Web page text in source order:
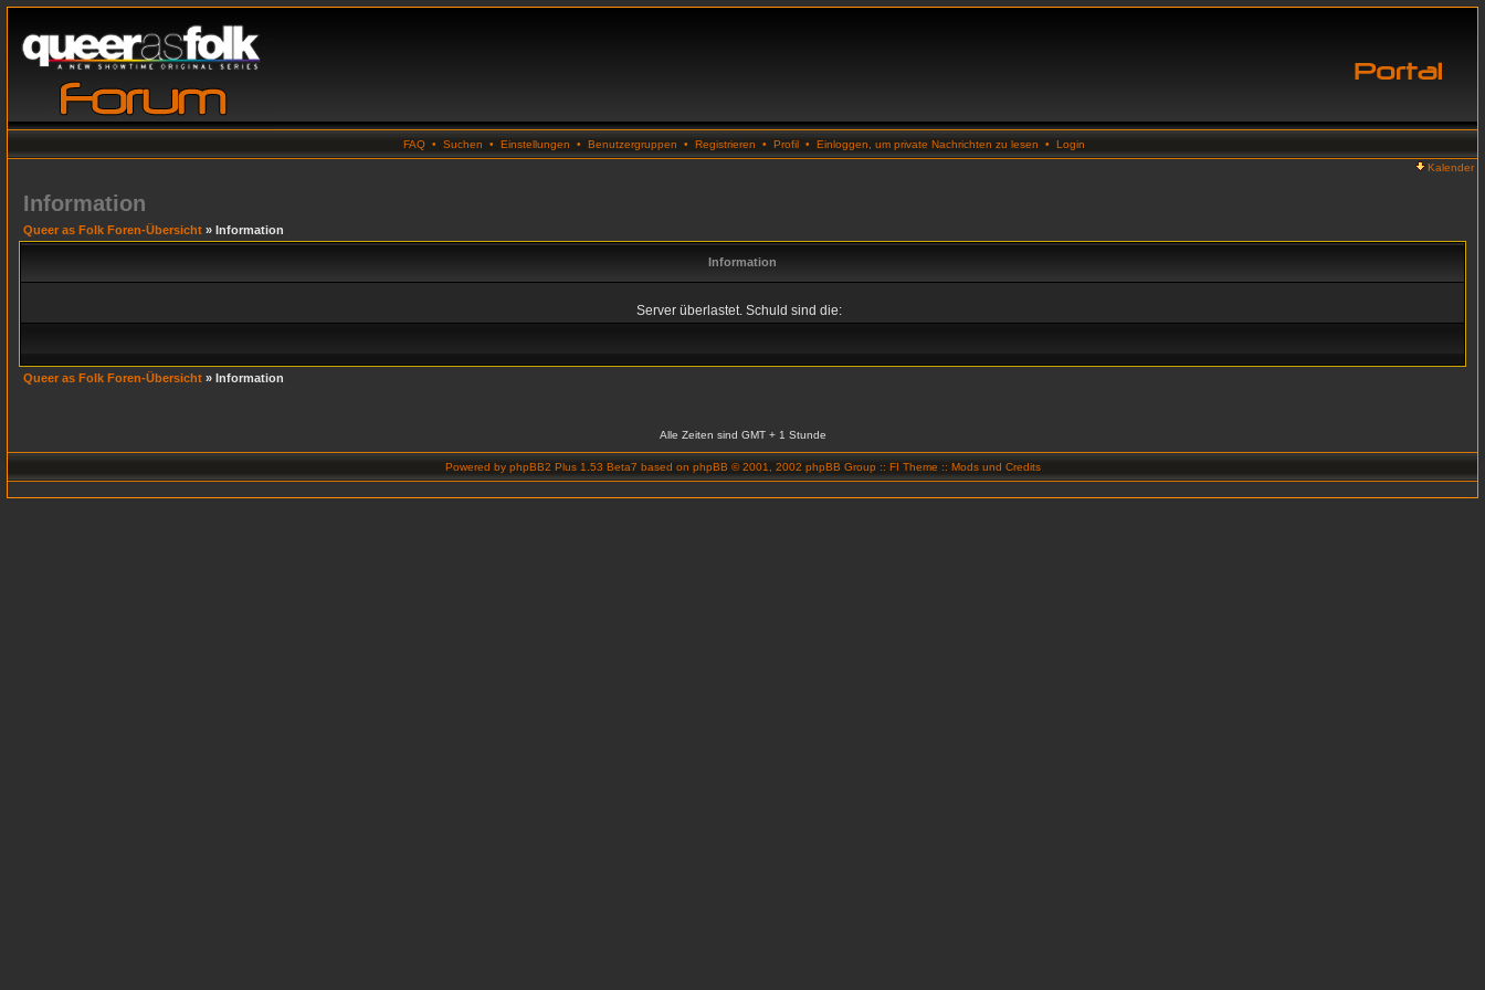
FAQ • Suchen • Einstellungen • Benutzergruppen • Registrieren • Profil • Einloggen, um private Nachrichten zu lesen • Login
Kalender
Information
Queer as Folk Foren-Übersicht » Information
Information
Server überlastet. Schuld sind die:
Queer as Folk Foren-Übersicht » Information
Alle Zeiten sind GMT + 1 Stunde
Powered by phpBB2 Plus 1.53 Beta7 based on phpBB © 2001, 2002 phpBB Group :: FI Theme :: Mods und Credits